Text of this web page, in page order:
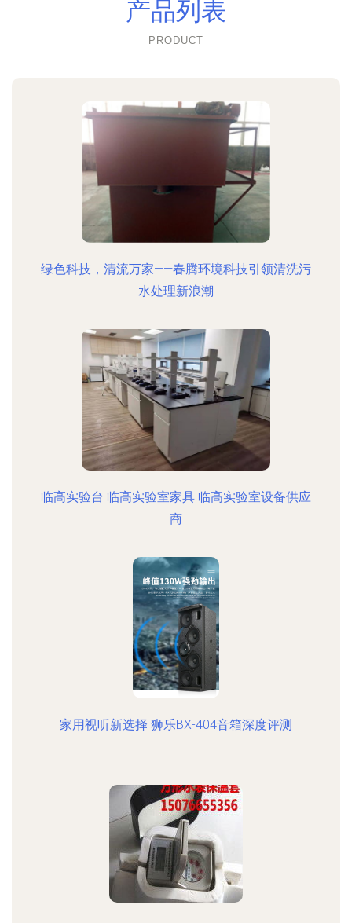
产品列表
PRODUCT
绿色科技，清流万家——春腾环境科技引领清洗污
水处理新浪潮
临高实验台 临高实验室家具 临高实验室设备供应
商
家用视听新选择 狮乐BX-404音箱深度评测